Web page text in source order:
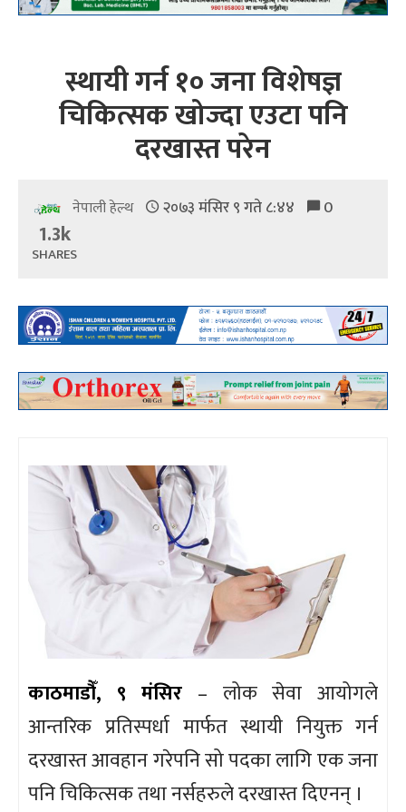
स्थायी गर्न १० जना विशेषज्ञ
चिकित्सक खोज्दा एउटा पनि
दरखास्त परेन
नेपाली हेल्थ २०७३ मंसिर ९ गते ८:४४ 0
1.3k
SHARES
काठमाडौँ, ९ मंसिर – लोक सेवा आयोगले
आन्तरिक प्रतिस्पर्धा मार्फत स्थायी नियुक्त गर्न
दरखास्त आवहान गरेपनि सो पदका लागि एक जना
पनि चिकित्सक तथा नर्सहरुले दरखास्त दिएनन् ।